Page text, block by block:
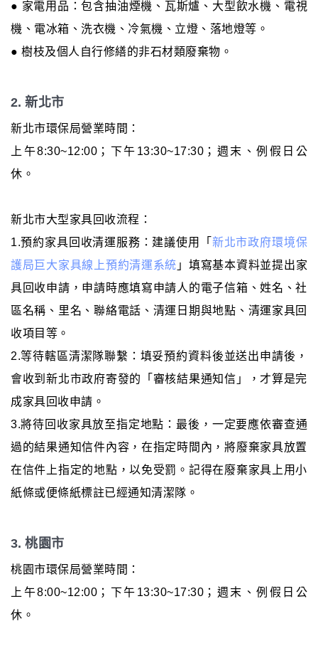
● 家電用品：包含抽油煙機、瓦斯爐、大型飲水機、電視
機、電冰箱、洗衣機、冷氣機、立燈、落地燈等。
● 樹枝及個人自行修繕的非石材類廢棄物。
2. 新北市
新北市環保局營業時間：
上午8:30~12:00；下午13:30~17:30；週末、例假日公
休。
新北市大型家具回收流程：
1.預約家具回收清運服務：建議使用「 新北市政府環境保
護局巨大家具線上預約清運系統 」填寫基本資料並提出家
具回收申請，申請時應填寫申請人的電子信箱、姓名、社
區名稱、里名、聯絡電話、清運日期與地點、清運家具回
收項目等。
2.等待轄區清潔隊聯繫：填妥預約資料後並送出申請後，
會收到新北市政府寄發的「審核結果通知信」，才算是完
成家具回收申請。
3.將待回收家具放至指定地點：最後，一定要應依審查通
過的結果通知信件內容，在指定時間內，將廢棄家具放置
在信件上指定的地點，以免受罰。記得在廢棄家具上用小
紙條或便條紙標註已經通知清潔隊。
3. 桃園市
桃園市環保局營業時間：
上午8:00~12:00；下午13:30~17:30；週末、例假日公
休。